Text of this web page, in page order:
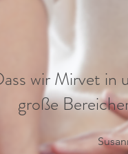
wir Mirvet in
große